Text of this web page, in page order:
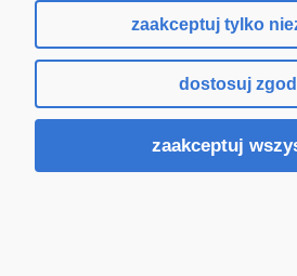
Cena netto:54,10 zł
« 1 2 3
zaakceptuj tylko
dostosuj
zaakceptuj